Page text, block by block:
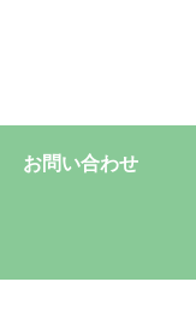
お問い合わせ